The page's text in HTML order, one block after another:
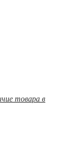
товара в